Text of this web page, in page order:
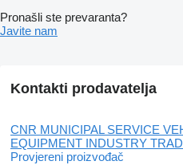
Pronašli ste prevaranta?
Javite nam
Kontakti prodavatelja
CNR MUNICIPAL SERVICE
EQUIPMENT INDUSTRY
Provjereni proizvođač